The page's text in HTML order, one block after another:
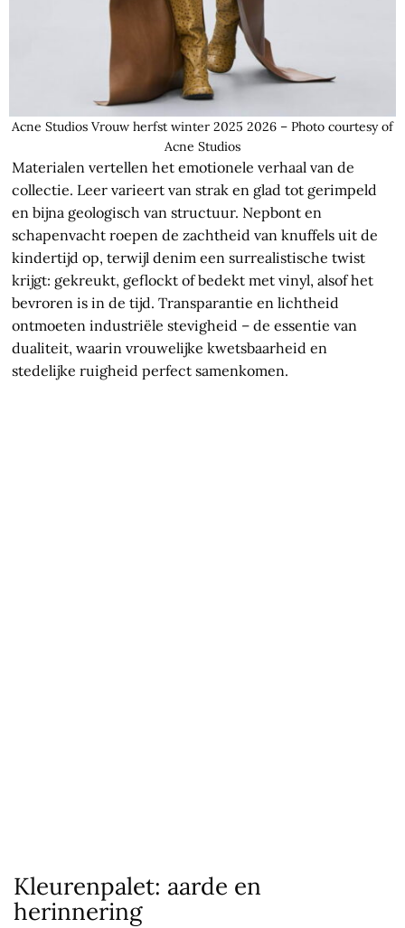
Acne Studios Vrouw herfst winter 2025 2026 – Photo courtesy of
Acne Studios
Materialen vertellen het emotionele verhaal van de
collectie. Leer varieert van strak en glad tot gerimpeld
en bijna geologisch van structuur. Nepbont en
schapenvacht roepen de zachtheid van knuffels uit de
kindertijd op, terwijl denim een surrealistische twist
krijgt: gekreukt, geflockt of bedekt met vinyl, alsof het
bevroren is in de tijd. Transparantie en lichtheid
ontmoeten industriële stevigheid – de essentie van
dualiteit, waarin vrouwelijke kwetsbaarheid en
stedelijke ruigheid perfect samenkomen.
Kleurenpalet: aarde en
herinnering